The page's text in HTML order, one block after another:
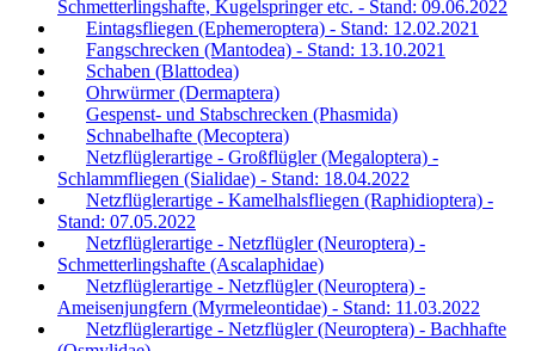
Schmetterlingshafte, Kugelspringer etc. - Stand: 09.06.2022
Eintagsfliegen (Ephemeroptera) - Stand: 12.02.2021
Fangschrecken (Mantodea) - Stand: 13.10.2021
Schaben (Blattodea)
Ohrwürmer (Dermaptera)
Gespenst- und Stabschrecken (Phasmida)
Schnabelhafte (Mecoptera)
Netzflüglerartige - Großflügler (Megaloptera) -
Schlammfliegen (Sialidae) - Stand: 18.04.2022
Netzflüglerartige - Kamelhalsfliegen (Raphidioptera) -
Stand: 07.05.2022
Netzflüglerartige - Netzflügler (Neuroptera) -
Schmetterlingshafte (Ascalaphidae)
Netzflüglerartige - Netzflügler (Neuroptera) -
Ameisenjungfern (Myrmeleontidae) - Stand: 11.03.2022
Netzflüglerartige - Netzflügler (Neuroptera) - Bachhafte